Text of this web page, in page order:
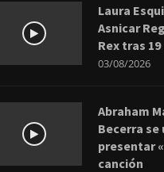
Laura
Asnicar
Rex tras
03/08/2026
Abraham
Becerra se
presentar
canción